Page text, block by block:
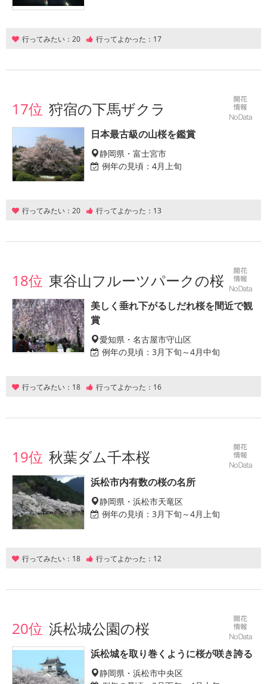
行ってみたい： 20 行ってよかった： 17
17位 狩宿の下馬ザクラ
日本最古級の山桜を鑑賞
静岡県・富士宮市
例年の見頃： 4月上旬
行ってみたい： 20 行ってよかった： 13
18位 東谷山フルーツパークの桜
美しく垂れ下がるしだれ桜を間近で観
賞
愛知県・名古屋市守山区
例年の見頃： 3月下旬～4月中旬
行ってみたい： 18 行ってよかった： 16
19位 秋葉ダム千本桜
浜松市内有数の桜の名所
静岡県・浜松市天竜区
例年の見頃： 3月下旬～4月上旬
行ってみたい： 18 行ってよかった： 12
20位 浜松城公園の桜
浜松城を取り巻くように桜が咲き誇る
静岡県・浜松市中央区